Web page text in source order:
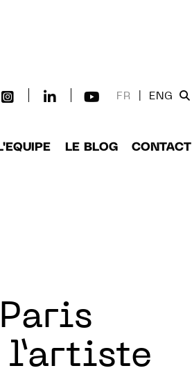
FR ENG
LE BLOG CONTACT